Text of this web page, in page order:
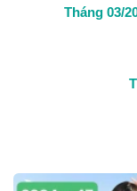
Tháng 03/